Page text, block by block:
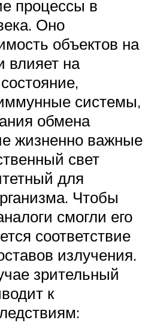
процессы в
Оно
объектов на
влияет на
системы,
обмена
жизненно важные
свет
для
Чтобы
смогли его
соответствие
излучения.
зрительный
к